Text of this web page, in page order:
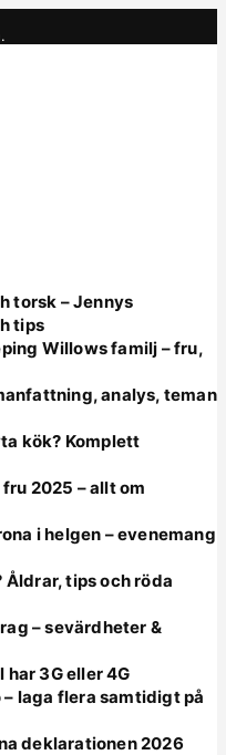
torsk – Jennys
tips
Willows familj – fru,
analys, teman
kök? Komplett
2025 – allt om
i helgen – evenemang
Åldrar, tips och röda
– sevärdheter &
har 3G eller 4G
laga flera samtidigt på
deklarationen 2026